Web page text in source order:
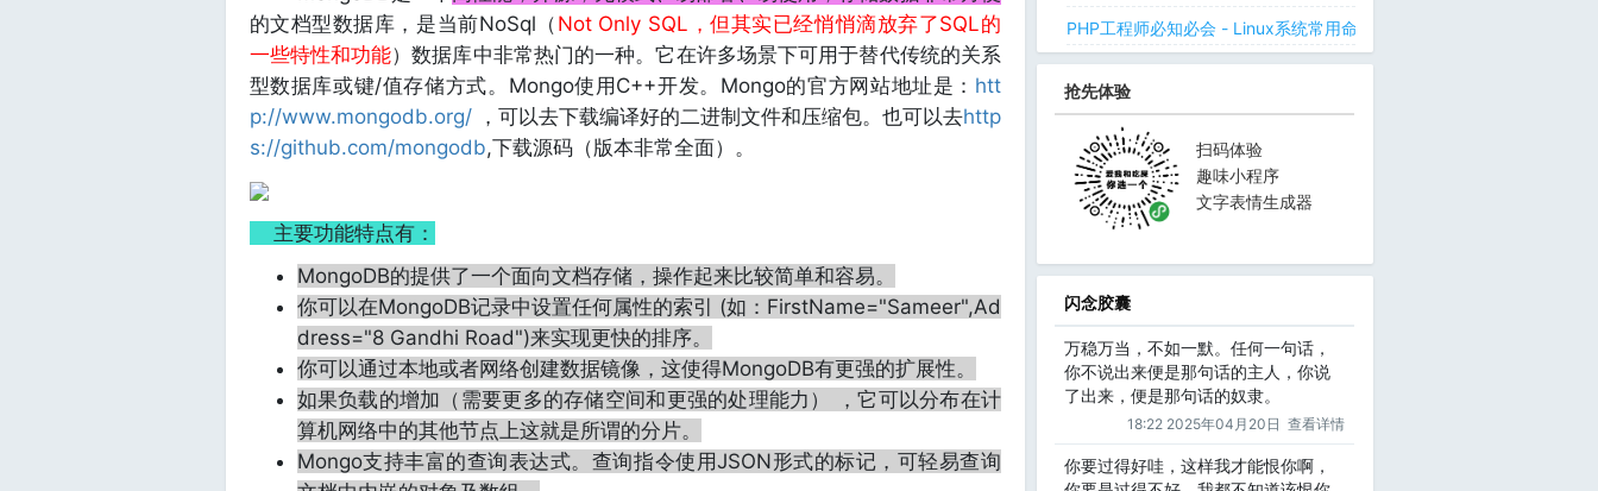
的文档型数据库，是当前NoSql（ Not Only SQL，但其实已经悄悄滴放弃了SQL的
一些特性和功能）数据库中非常热门的一种。它在许多场景下可用于替代传统的关系
型数据库或键/值存储方式。Mongo使用C++开发。Mongo的官方网站地址是： htt
p://www.mongodb.org/，可以去下载编译好的二进制文件和压缩包。也可以去http
s://github.com/mongodb,下载源码（版本非常全面）。
主要功能特点有：
MongoDB的提供了一个面向文档存储，操作起来比较简单和容易。
你可以在MongoDB记录中设置任何属性的索引 (如：FirstName="Sameer",Ad
dress="8 Gandhi Road")来实现更快的排序。
你可以通过本地或者网络创建数据镜像，这使得MongoDB有更强的扩展性。
如果负载的增加（需要更多的存储空间和更强的处理能力） ，它可以分布在计
算机网络中的其他节点上这就是所谓的分片。
Mongo支持丰富的查询表达式。查询指令使用JSON形式的标记，可轻易查询
PHP工程师必知必会 - Linux系统常用命令 - Linux 用户和用户组管理
抢先体验
扫码体验
趣味小程序
文字表情生成器
闪念胶囊
万稳万当，不如一默。任何一句话，
你不说出来便是那句话的主人，你说
了出来，便是那句话的奴隶。
18:22 2025年04月20日 查看详情
你要过得好哇，这样我才能恨你啊，